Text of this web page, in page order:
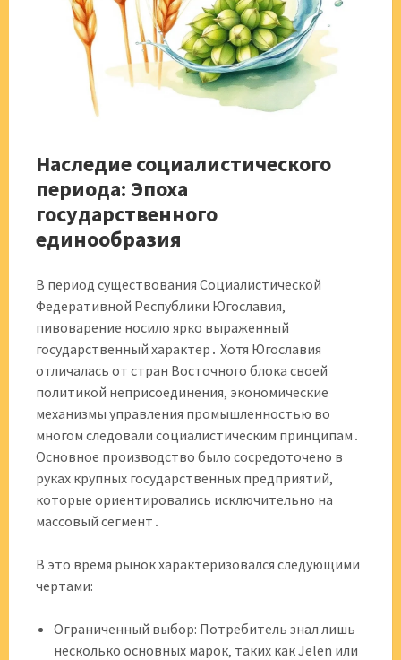
Наследие социалистического
периода: Эпоха
государственного
единообразия
В период существования Социалистической
Федеративной Республики Югославия‚
пивоварение носило ярко выраженный
государственный характер․ Хотя Югославия
отличалась от стран Восточного блока своей
политикой неприсоединения‚ экономические
механизмы управления промышленностью во
многом следовали социалистическим принципам․
Основное производство было сосредоточено в
руках крупных государственных предприятий‚
которые ориентировались исключительно на
массовый сегмент․
В это время рынок характеризовался следующими
чертами:
Ограниченный выбор: Потребитель знал лишь
несколько основных марок‚ таких как Jelen или